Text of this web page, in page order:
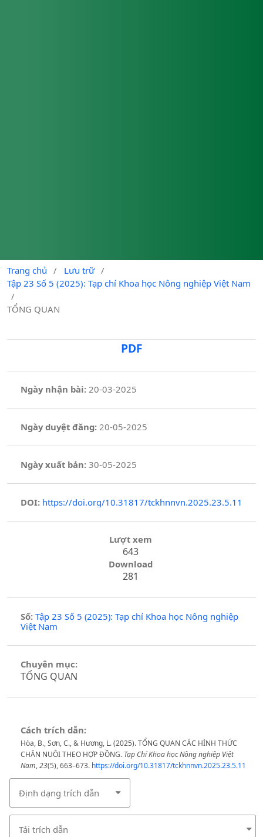
Trang chủ / Lưu trữ /
Tập 23 Số 5 (2025): Tạp chí Khoa học Nông nghiệp Việt Nam
/
TỔNG QUAN
PDF
Ngày nhận bài: 20-03-2025
Ngày duyệt đăng:20-05-2025
Ngày xuất bản: 30-05-2025
DOI: https://doi.org/10.31817/tckhnnvn.2025.23.5.11
Lượt xem
643
Download
281
Số: Tập 23 Số 5 (2025): Tạp chí Khoa học Nông nghiệp
Việt Nam
Chuyên mục:
TỔNG QUAN
Cách trích dẫn:
Hòa, B., Sơn, C., & Hương, L. (2025). TỔNG QUAN CÁC HÌNH THỨC
CHĂN NUÔI THEO HỢP ĐỒNG. Tạp Chí Khoa học Nông nghiệp Việt
Nam,23(5), 663–673. https://doi.org/10.31817/tckhnnvn.2025.23.5.11
Định dạng trích dẫn
Tải trích dẫn